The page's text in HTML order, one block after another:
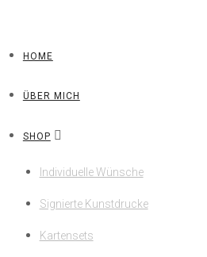
HOME
ÜBER MICH
SHOP
Individuelle Wünsche
Signierte Kunstdrucke
Kartensets